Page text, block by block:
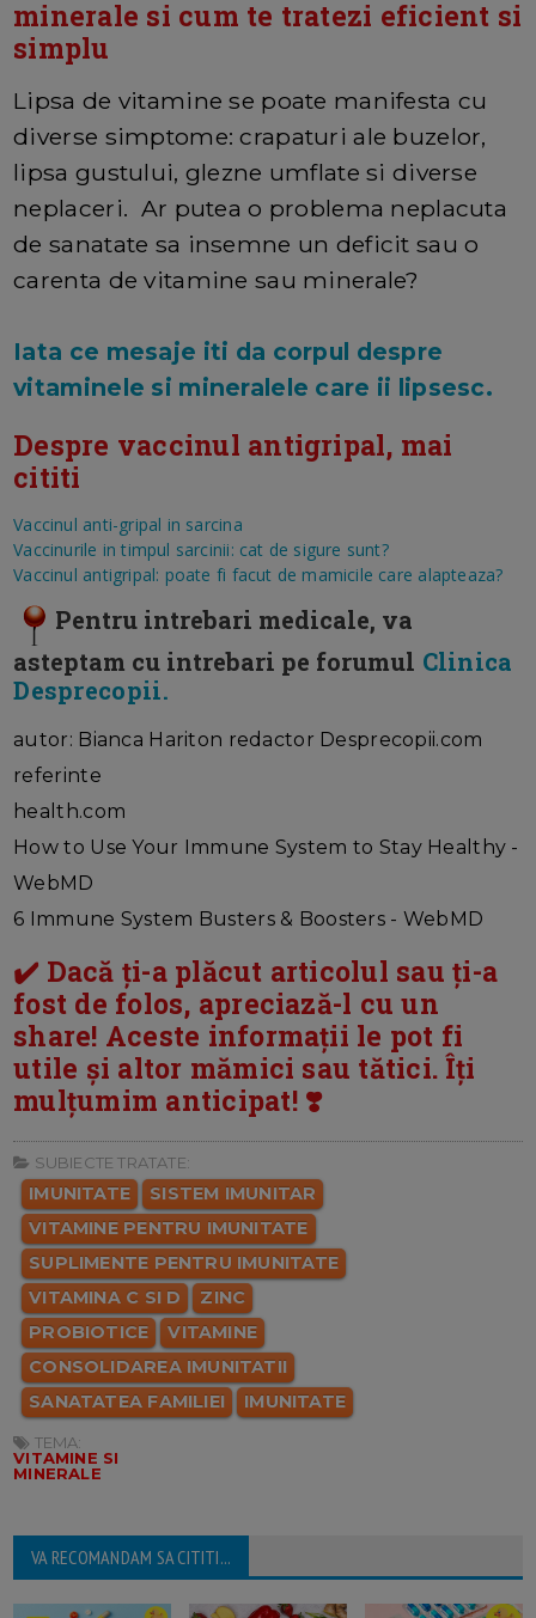
minerale si cum te tratezi eficient si
simplu
Lipsa de vitamine se poate manifesta cu
diverse simptome: crapaturi ale buzelor,
lipsa gustului, glezne umflate si diverse
neplaceri. Ar putea o problema neplacuta
de sanatate sa insemne un deficit sau o
carenta de vitamine sau minerale?
Iata ce mesaje iti da corpul despre
vitaminele si mineralele care ii lipsesc.
Despre vaccinul antigripal, mai
cititi
Vaccinul anti-gripal in sarcina
Vaccinurile in timpul sarcinii: cat de sigure sunt?
Vaccinul antigripal: poate fi facut de mamicile care alapteaza?
Pentru intrebari medicale, va
asteptam cu intrebari pe forumul Clinica
Desprecopii.
autor: Bianca Hariton redactor Desprecopii.com
referinte
health.com
How to Use Your Immune System to Stay Healthy -
WebMD
6 Immune System Busters & Boosters - WebMD
✔️ Dacă ți-a plăcut articolul sau ți-a
fost de folos, apreciază-l cu un
share! Aceste informații le pot fi
utile și altor mămici sau tătici. Îți
mulțumim anticipat! ❣️
SUBIECTE TRATATE:
IMUNITATE
SISTEM IMUNITAR
VITAMINE PENTRU IMUNITATE
SUPLIMENTE PENTRU IMUNITATE
VITAMINA C SI D
ZINC
PROBIOTICE
VITAMINE
CONSOLIDAREA IMUNITATII
SANATATEA FAMILIEI
IMUNITATE
TEMA:
VITAMINE SI
MINERALE
VA RECOMANDAM SA CITITI...